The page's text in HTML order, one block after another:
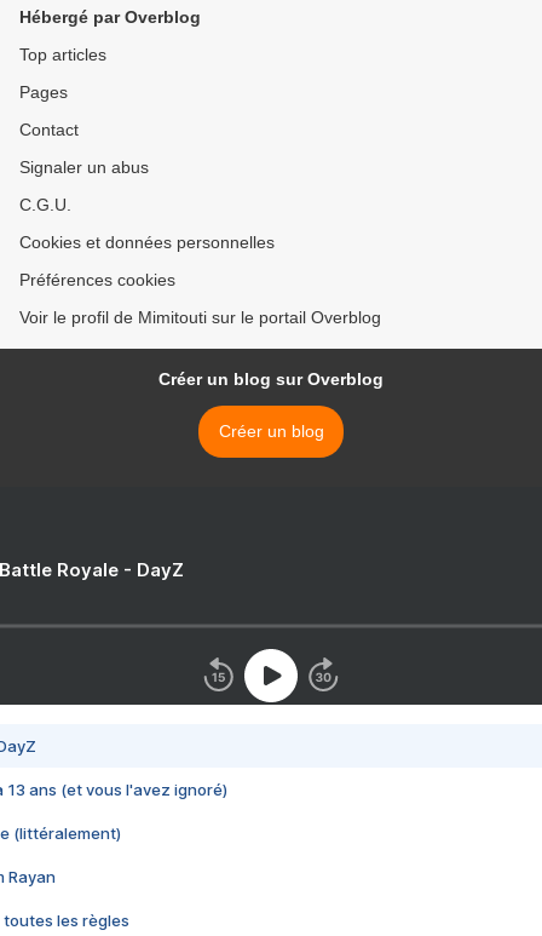
Hébergé par Overblog
Top articles
Pages
Contact
Signaler un abus
C.G.U.
Cookies et données personnelles
Préférences cookies
Voir le profil de Mimitouti sur le portail Overblog
Créer un blog sur Overblog
Créer un blog
Royale - DayZ
13 ans (et vous l'avez ignoré)
(littéralement)
Rayan
toutes les règles